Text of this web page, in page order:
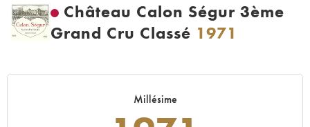
Château Calon Ségur 3ème
Grand Cru Classé 1971
Millésime